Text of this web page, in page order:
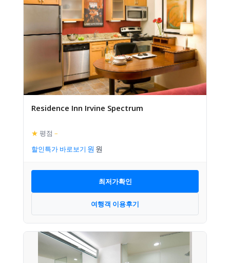
Residence Inn Irvine Spectrum
★ 평점 –
할인특가 바로보기
최저가확인
여행객 이용후기